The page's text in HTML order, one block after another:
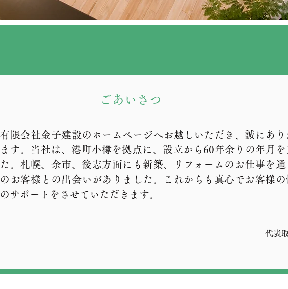
ごあいさつ
有限会社金子建設のホームページへお越しいただき、誠にあり
ます。当社は、港町小樽を拠点に、設立から60年余りの年月
た。札幌、余市、後志方面にも新築、リフォームのお仕事を
のお客様との出会いがありました。これからも真心でお客様の
のサポートをさせていただきます。
代表